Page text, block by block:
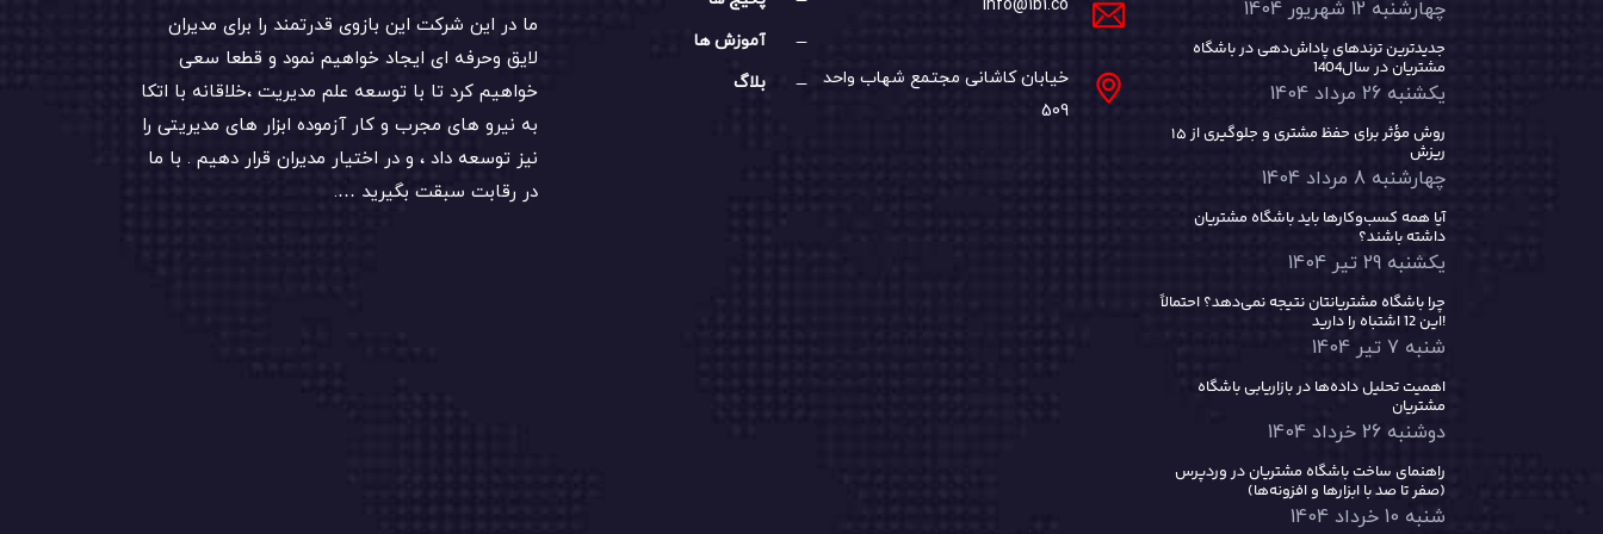
ما در این شرکت این بازوی قدرتمند را برای مدیران
لایق وحرفه ای ایجاد خواهیم نمود و قطعا سعی
خواهیم کرد تا با توسعه علم مدیریت ،خلاقانه با اتکا
به نیرو های مجرب و کار آزموده ابزار های مدیریتی را
نیز توسعه داد ، و در اختیار مدیران قرار دهیم . با ما
در رقابت سبقت بگیرید ….
آموزش ها
بلاگ
info@1b1.co
خیابان کاشانی مجتمع شهاب واحد
509
چهارشنبه 12 شهریور 1404
جدیدترین ترندهای پاداش‌دهی در باشگاه
مشتریان در سال1404
یکشنبه 26 مرداد 1404
۱۵ روش مؤثر برای حفظ مشتری و جلوگیری از
ریزش
چهارشنبه 8 مرداد 1404
آیا همه کسب‌وکارها باید باشگاه مشتریان
داشته باشند؟
یکشنبه 29 تیر 1404
چرا باشگاه مشتریانتان نتیجه نمی‌دهد؟ احتمالاً
این 12 اشتباه را دارید!
شنبه 7 تیر 1404
اهمیت تحلیل داده‌ها در بازاریابی باشگاه
مشتریان
دوشنبه 26 خرداد 1404
راهنمای ساخت باشگاه مشتریان در وردپرس
(صفر تا صد با ابزارها و افزونه‌ها)
شنبه 10 خرداد 1404